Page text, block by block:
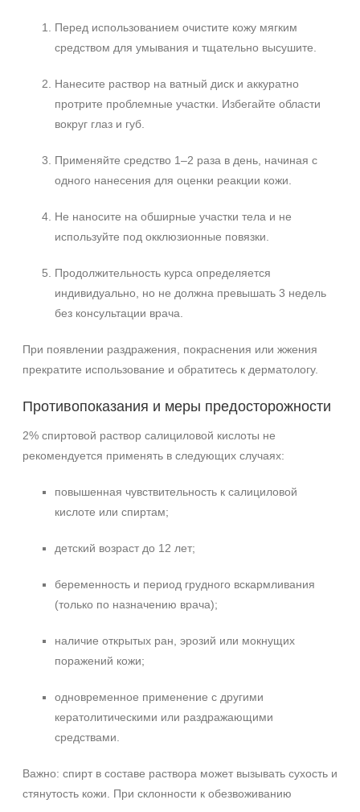
Перед использованием очистите кожу мягким
средством для умывания и тщательно высушите.
Нанесите раствор на ватный диск и аккуратно
протрите проблемные участки. Избегайте области
вокруг глаз и губ.
Применяйте средство 1–2 раза в день, начиная с
одного нанесения для оценки реакции кожи.
Не наносите на обширные участки тела и не
используйте под окклюзионные повязки.
Продолжительность курса определяется
индивидуально, но не должна превышать 3 недель
без консультации врача.
При появлении раздражения, покраснения или жжения
прекратите использование и обратитесь к дерматологу.
Противопоказания и меры предосторожности
2% спиртовой раствор салициловой кислоты не
рекомендуется применять в следующих случаях:
повышенная чувствительность к салициловой
кислоте или спиртам;
детский возраст до 12 лет;
беременность и период грудного вскармливания
(только по назначению врача);
наличие открытых ран, эрозий или мокнущих
поражений кожи;
одновременное применение с другими
кератолитическими или раздражающими
средствами.
Важно: спирт в составе раствора может вызывать сухость и
стянутость кожи. При склонности к обезвоживанию